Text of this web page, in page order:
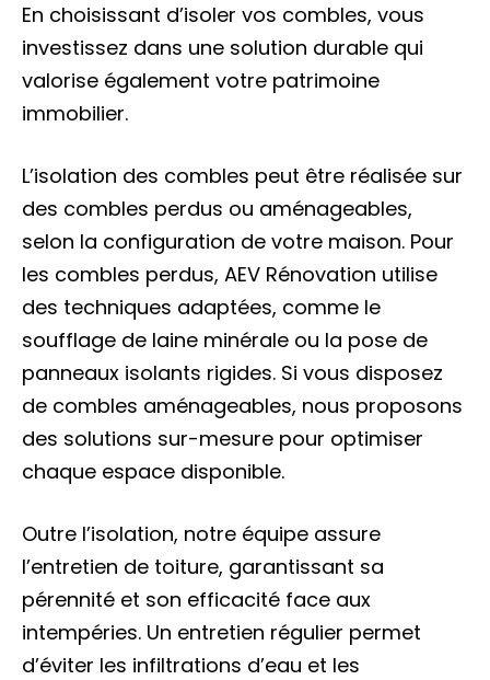
En choisissant d’isoler vos combles, vous
investissez dans une solution durable qui
valorise également votre patrimoine
immobilier.
L’isolation des combles peut être réalisée sur
des combles perdus ou aménageables,
selon la configuration de votre maison. Pour
les combles perdus, AEV Rénovation utilise
des techniques adaptées, comme le
soufflage de laine minérale ou la pose de
panneaux isolants rigides. Si vous disposez
de combles aménageables, nous proposons
des solutions sur-mesure pour optimiser
chaque espace disponible.
Outre l’isolation, notre équipe assure
l’entretien de toiture, garantissant sa
pérennité et son efficacité face aux
intempéries. Un entretien régulier permet
d’éviter les infiltrations d’eau et les